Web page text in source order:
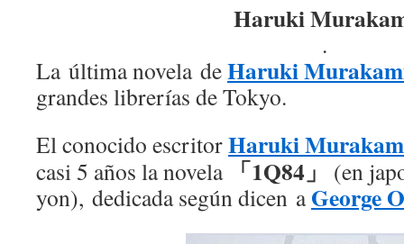
Haruki
.
La última novela deHaruki
grandes librerías de Tokyo.
El conocido escritorHaruki
casi 5 años la novela 「1Q84」
(en
yon), dedicada según dicen aGeorge